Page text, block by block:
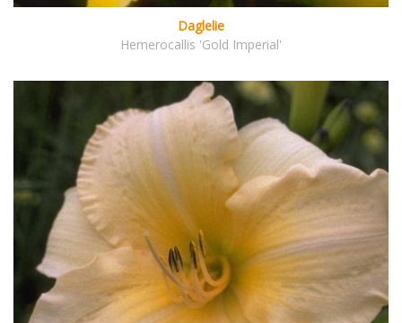
Daglelie
Hemerocallis 'Gold Imperial'